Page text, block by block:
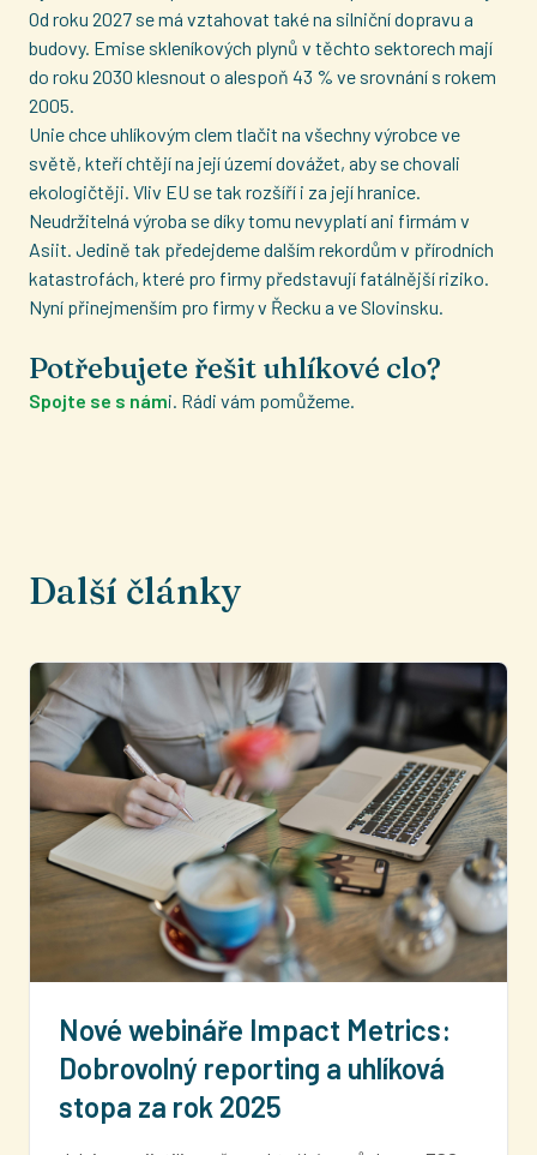
Od roku 2027 se má vztahovat také na silniční dopravu a
budovy. Emise skleníkových plynů v těchto sektorech mají
do roku 2030 klesnout o alespoň 43 % ve srovnání s rokem
2005.
Unie chce uhlíkovým clem tlačit na všechny výrobce ve
světě, kteří chtějí na její území dovážet, aby se chovali
ekologičtěji. Vliv EU se tak rozšíří i za její hranice.
Neudržitelná výroba se díky tomu nevyplatí ani firmám v
Asiit. Jedině tak předejdeme dalším rekordům v přírodních
katastrofách, které pro firmy představují fatálnější riziko.
Nyní přinejmenším pro firmy v Řecku a ve Slovinsku.
Potřebujete řešit uhlíkové clo?
Spojte se s námi. Rádi vám pomůžeme.
Další články
Nové webináře Impact Metrics:
Dobrovolný reporting a uhlíková
stopa za rok 2025